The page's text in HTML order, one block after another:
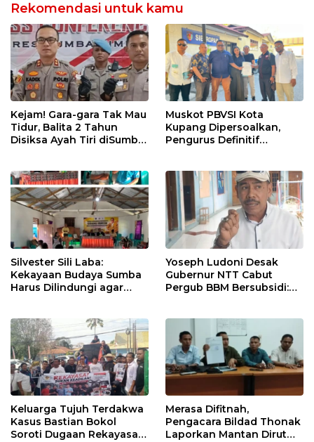
Rekomendasi untuk kamu
Kejam! Gara-gara Tak Mau
Tidur, Balita 2 Tahun
Disiksa Ayah Tiri diSumba
hingga Direndam Air Es
Muskot PBVSI Kota
Kupang Dipersoalkan,
Pengurus Definitif
Silvester Sili Laba:
Kekayaan Budaya Sumba
Harus Dilindungi agar
Yoseph Ludoni Desak
Gubernur NTT Cabut
Pergub BBM Bersubsidi:
Keluarga Tujuh Terdakwa
Kasus Bastian Bokol
Soroti Dugaan Rekayasa
Merasa Difitnah,
Pengacara Bildad Thonak
Laporkan Mantan Dirut